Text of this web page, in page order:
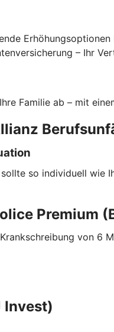
– Ihr
Familie ab – mit
so individuell
Premium
von
Invest)